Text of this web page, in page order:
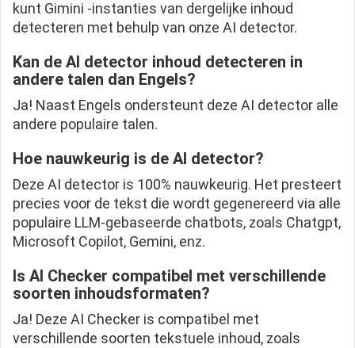
kunt Gimini -instanties van dergelijke inhoud
detecteren met behulp van onze AI detector.
Kan de AI detector inhoud detecteren in
andere talen dan Engels?
Ja! Naast Engels ondersteunt deze AI detector alle
andere populaire talen.
Hoe nauwkeurig is de AI detector?
Deze AI detector is 100% nauwkeurig. Het presteert
precies voor de tekst die wordt gegenereerd via alle
populaire LLM-gebaseerde chatbots, zoals Chatgpt,
Microsoft Copilot, Gemini, enz.
Is AI Checker compatibel met verschillende
soorten inhoudsformaten?
Ja! Deze AI Checker is compatibel met
verschillende soorten tekstuele inhoud, zoals